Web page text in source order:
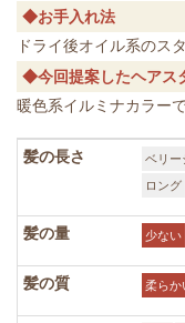
◆お手入れ法
ドライ後オイル系のス
◆今回提案したヘアス
暖色系イルミナカラー
髪の長さ ベリー
ロング
髪の量 少ない
髪の質 柔らか